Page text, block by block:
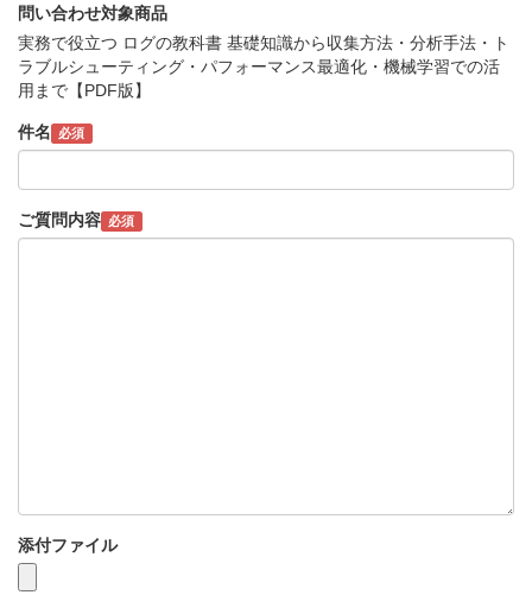
問い合わせ対象商品
実務で役立つ ログの教科書 基礎知識から収集方法・分析手法・ト
ラブルシューティング・パフォーマンス最適化・機械学習での活
用まで【PDF版】
件名 必須
ご質問内容 必須
添付ファイル